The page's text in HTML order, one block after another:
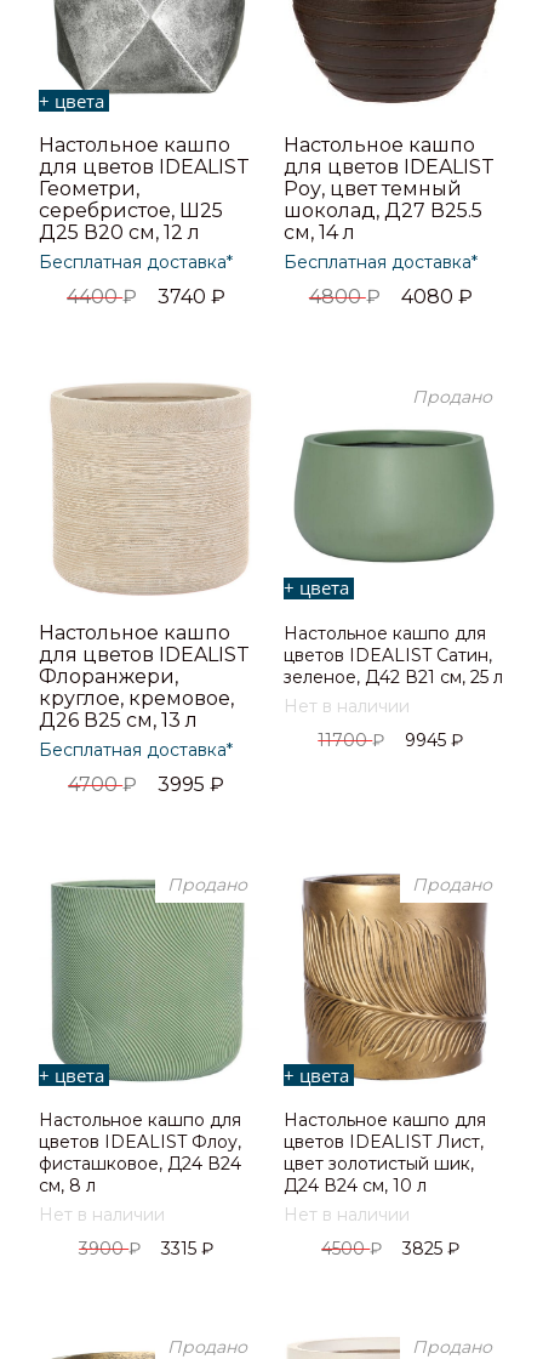
+ цвета
Настольное кашпо
для цветов IDEALIST
Геометри,
серебристое, Ш25
Д25 В20 см, 12 л
Бесплатная доставка*
4400₽ 3740₽
Настольное кашпо
для цветов IDEALIST
Роу, цвет темный
шоколад, Д27 В25.5
см, 14 л
Бесплатная доставка*
4800₽ 4080 ₽
Настольное кашпо
для цветов IDEALIST
Флоранжери,
круглое, кремовое,
Д26 В25 см, 13 л
Бесплатная доставка*
4700₽ 3995₽
+ цвета
Продано
Настольное кашпо для
цветов IDEALIST Сатин,
зеленое, Д42 В21 см, 25 л
Нет в наличии
11700₽ 9945₽
+ цвета
Продано
Настольное кашпо для
цветов IDEALIST Флоу,
фисташковое, Д24 В24
см, 8 л
Нет в наличии
3900₽ 3315₽
+ цвета
Продано
Настольное кашпо для
цветов IDEALIST Лист,
цвет золотистый шик,
Д24 В24 см, 10 л
Нет в наличии
4500₽ 3825₽
Продано Продано